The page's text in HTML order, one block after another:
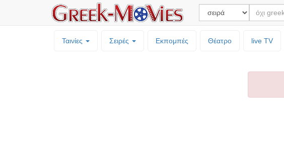
Ταινίες Σειρές Εκπομπές Θέατρο live TV